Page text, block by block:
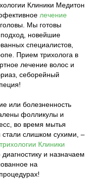
Клиники Медитон
лечение
головы. Мы готовы
новейшие
специалистов,
Прием трихолога в
лечение волос и
себорейный
или болезненность
фолликулы и
во время мытья
слишком сухими, –
Клиники
и назначаем
на